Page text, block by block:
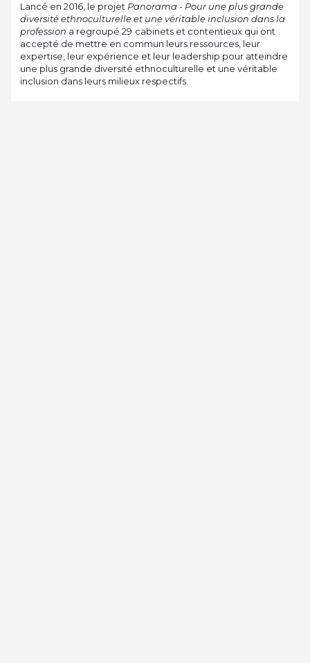
Lancé en 2016, le projet Panorama - Pour une plus grande
diversité ethnoculturelle et une véritable inclusion dans la
profession a regroupé 29 cabinets et contentieux qui ont
accepté de mettre en commun leurs ressources, leur
expertise, leur expérience et leur leadership pour atteindre
une plus grande diversité ethnoculturelle et une véritable
inclusion dans leurs milieux respectifs.